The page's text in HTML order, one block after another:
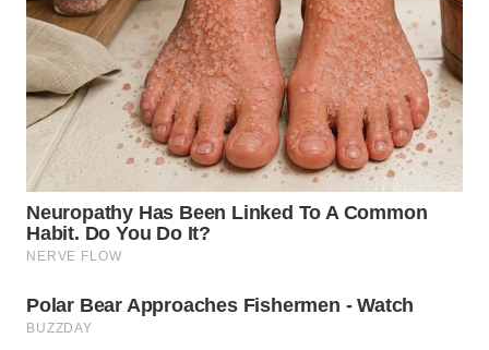
KUNINGAN
WN
MAJALENGKA
WN
SUBANG
WN
SUKABUMI
WN
PURWAKARTA